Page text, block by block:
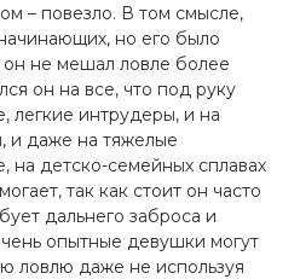
– повезло. В том смысле,
но его было
он не мешал ловле более
он на все, что под руку
легкие интрудеры, и на
и даже на тяжелые
детско-семейных сплавах
так как стоит он часто
дальнего заброса и
опытные девушки могут
ловлю даже не используя